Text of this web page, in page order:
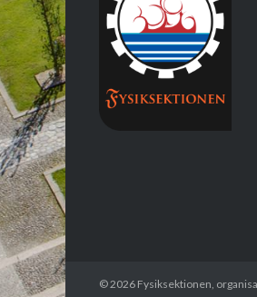
© 2026 Fysiksektionen,